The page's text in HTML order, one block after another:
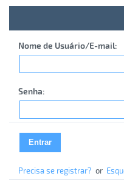
Nome de Usuário/E-mail:
Senha:
Precisa se registrar? or